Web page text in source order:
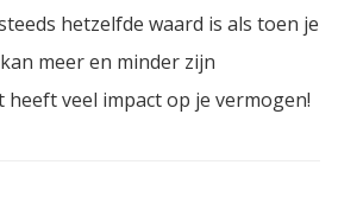
hetzelfde waard is als toen je
meer en minder zijn
veel impact op je vermogen!